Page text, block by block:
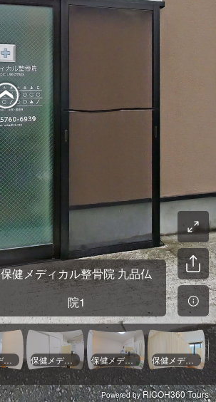
保健メディカル整骨院 九品仏
院1
保健メディカル整骨院 九品仏院2 保健メディカル整骨院 九品仏院3 保健メディカル整骨院 九品仏院4 保健メディカル整骨院 九品仏院5
Powered byRICOH360 Tours